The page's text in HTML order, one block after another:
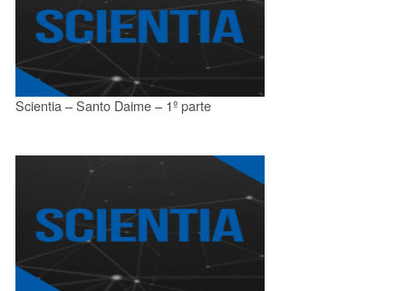
Scientia – Santo Daime – 1º parte